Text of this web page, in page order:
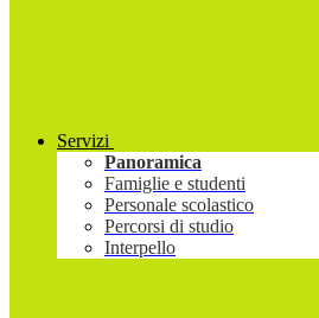
Servizi
Panoramica
Famiglie e studenti
Personale scolastico
Percorsi di studio
Interpello